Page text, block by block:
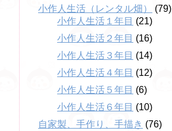
小作人生活（レンタル畑）
(79)
小作人生活１年目 (21)
小作人生活２年目 (16)
小作人生活３年目 (14)
小作人生活４年目 (12)
小作人生活５年目 (6)
小作人生活６年目 (10)
自家製、手作り、手描き (76)